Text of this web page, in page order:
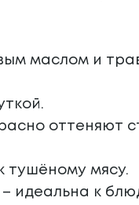
маслом и
оттеняют
тушёному мясу.
идеальна к